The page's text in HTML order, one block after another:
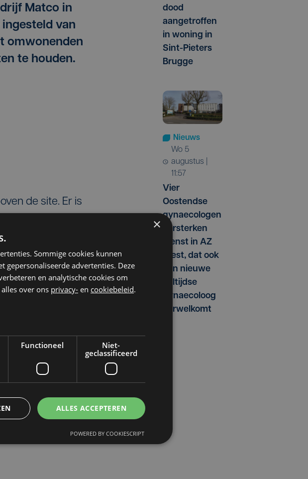
Matco in
van
omwonenden
te houden.
de site. Er is
056-62 13 15.
altijd een
Metingen geven
wordt
om
branden, maar
Matco is een
de textiel- en
spuitbussen. Het
dood
aangetroffen
in woning in
Sint-Pieters
Brugge
Nieuws
wo 5
augustus |
11:57
Vier
Oostendse
gynaecologen
versterken
dienst in AZ
West, dat ook
een nieuwe
voltijdse
gynaecoloog
verwelkomt
×
Sommige cookies kunnen
advertenties. Deze
en analytische cookies om
over ons privacy- en cookiebeleid.
Functioneel
Niet-
geclassificeerd
ALLES ACCEPTEREN
POWERED BY COOKIESCRIPT